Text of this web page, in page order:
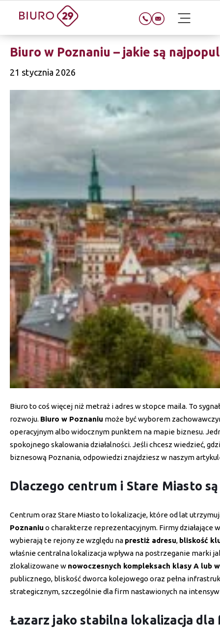
Biuro w Poznaniu – jakie są
21 stycznia 2026
Biuro to coś więcej niż metraż i adres w stopce maila. To
rozwoju. Biuro w Poznaniu może być wyborem
operacyjnym albo widocznym punktem na mapie biznesu.
spokojnego skalowania działalności. Jeśli chcesz wiedzieć,
biznesową Poznania, odpowiedzi znajdziesz w naszym
Dlaczego centrum i Stare Miasto
Centrum oraz Stare Miasto to lokalizacje, które od lat
Poznaniu o charakterze reprezentacyjnym. Firmy działające
wybierają te rejony ze względu na prestiż adresu, bliskość
właśnie centralna lokalizacja wpływa na postrzeganie marki
zlokalizowane w nowoczesnych kompleksach klasy A lub
publicznego, bliskość dworca kolejowego oraz pełna
strategicznym, szczególnie dla firm nastawionych na
Łazarz jako stabilna lokalizacja